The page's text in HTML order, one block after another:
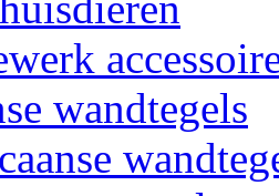
wandtegels